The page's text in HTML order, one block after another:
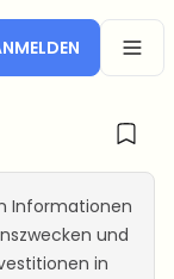
Informationen
und
in